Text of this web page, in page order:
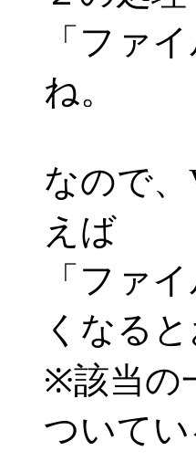
「ファ
ね。
なので
えば
「ファ
くなる
※該当の
ついて